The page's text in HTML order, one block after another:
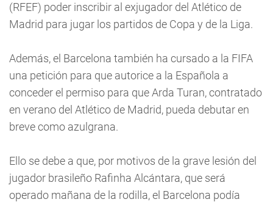
(RFEF) poder inscribir al exjugador del Atlético de
Madrid para jugar los partidos de Copa y de la Liga.
Además, el Barcelona también ha cursado a la FIFA
una petición para que autorice a la Española a
conceder el permiso para que Arda Turan, contratado
en verano del Atlético de Madrid, pueda debutar en
breve como azulgrana.
Ello se debe a que, por motivos de la grave lesión del
jugador brasileño Rafinha Alcántara, que será
operado mañana de la rodilla, el Barcelona podía